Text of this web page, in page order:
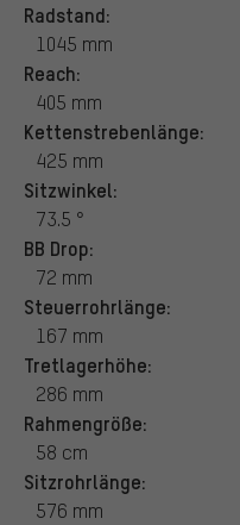
Radstand:
1045 mm
Reach:
405 mm
Kettenstrebenlänge:
425 mm
Sitzwinkel:
73.5 °
BB Drop:
72 mm
Steuerrohrlänge:
167 mm
Tretlagerhöhe:
286 mm
Rahmengröße:
58 cm
Sitzrohrlänge:
576 mm